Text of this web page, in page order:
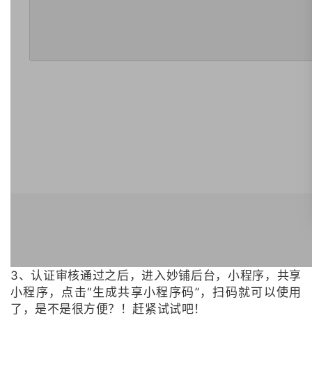
3、认证审核通过之后，进入妙铺后台，小程序，共享
小程序，点击“生成共享小程序码”，扫码就可以使用
了，是不是很方便？！赶紧试试吧！